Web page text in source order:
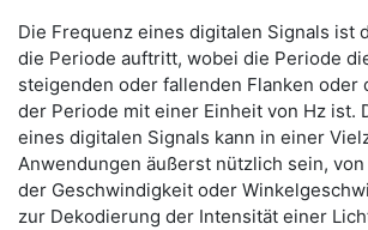
Die Frequenz eines digitalen Signals ist
die Periode auftritt, wobei die Periode
steigenden oder fallenden Flanken oder
der Periode mit einer Einheit von Hz ist.
eines digitalen Signals kann in einer
Anwendungen äußerst nützlich sein,
der Geschwindigkeit oder
zur Dekodierung der Intensität einer